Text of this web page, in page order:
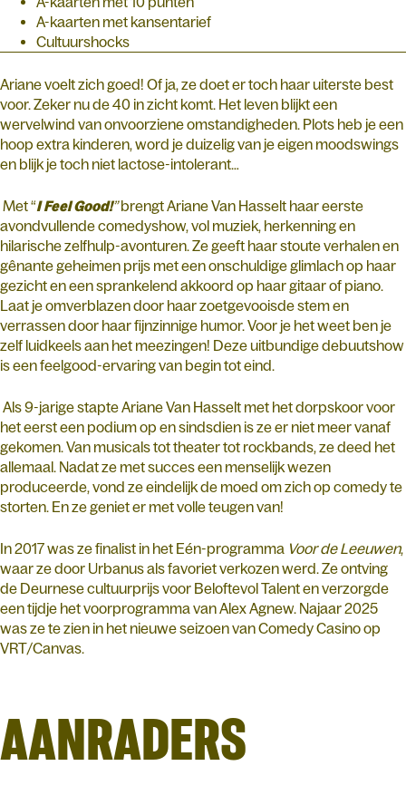
A-kaarten met kansentarief
Cultuurshocks
Ariane voelt zich goed! Of ja, ze doet er toch haar uiterste best
voor. Zeker nu de 40 in zicht komt. Het leven blijkt een
wervelwind van onvoorziene omstandigheden. Plots heb je een
hoop extra kinderen, word je duizelig van je eigen moodswings
en blijk je toch niet lactose-intolerant…
Met “I Feel Good!”brengt Ariane Van Hasselt haar eerste
avondvullende comedyshow, vol muziek, herkenning en
hilarische zelfhulp-avonturen. Ze geeft haar stoute verhalen en
gênante geheimen prijs met een onschuldige glimlach op haar
gezicht en een sprankelend akkoord op haar gitaar of piano.
Laat je omverblazen door haar zoetgevooisde stem en
verrassen door haar fijnzinnige humor. Voor je het weet ben je
zelf luidkeels aan het meezingen! Deze uitbundige debuutshow
is een feelgood-ervaring van begin tot eind.
Als 9-jarige stapte Ariane Van Hasselt met het dorpskoor voor
het eerst een podium op en sindsdien is ze er niet meer vanaf
gekomen. Van musicals tot theater tot rockbands, ze deed het
allemaal. Nadat ze met succes een menselijk wezen
produceerde, vond ze eindelijk de moed om zich op comedy te
storten. En ze geniet er met volle teugen van!
In 2017 was ze finalist in het Eén-programma Voor de Leeuwen,
waar ze door Urbanus als favoriet verkozen werd. Ze ontving
de Deurnese cultuurprijs voor Beloftevol Talent en verzorgde
een tijdje het voorprogramma van Alex Agnew. Najaar 2025
was ze te zien in het nieuwe seizoen van Comedy Casino op
VRT/Canvas.
AANRADERS